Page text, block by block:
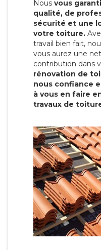
Nous vous
qualité, de
sécurité et une
votre toiture.
travail bien fait,
vous aurez une
contribution dans
rénovation de
nous confiance
à vous en faire
travaux de